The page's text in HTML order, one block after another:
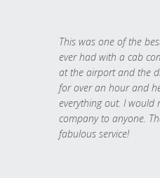
This was one of the
ever had with a cab
at the airport and the
for over an hour and
everything out. I would
company to anyone.
fabulous service!